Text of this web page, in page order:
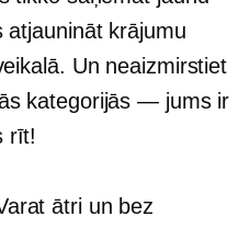
krājumu
Un neaizmirstiet
kategorijās — jums ir
rīt!
ātri un bez